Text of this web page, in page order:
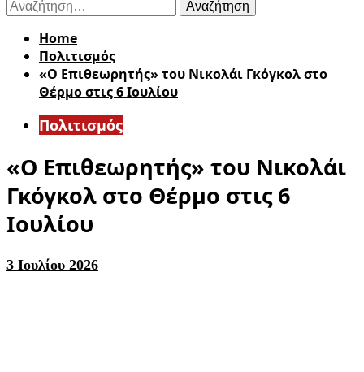
Αναζήτηση
για:
Home
Πολιτισμός
«Ο Επιθεωρητής» του Νικολάι Γκόγκολ στο
Θέρμο στις 6 Ιουλίου
Πολιτισμός
«Ο Επιθεωρητής» του Νικολάι
Γκόγκολ στο Θέρμο στις 6
Ιουλίου
3 Ιουλίου 2026